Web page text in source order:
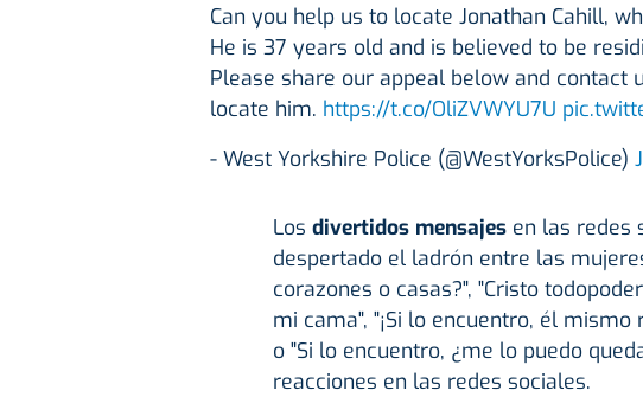
Can you help us to locate Jonathan Cahill,
He is 37 years old and is believed to be
Please share our appeal below and
locate him. https://t.co/OliZVWYU7U
- West Yorkshire Police (@WestYorksPolice)
Los divertidos mensajesen las redes
despertado el ladrón entre las
corazones o casas?", "Cristo
mi cama", "¡Si lo encuentro, él
o "Si lo encuentro, ¿me lo puedo
reacciones en las redes sociales.